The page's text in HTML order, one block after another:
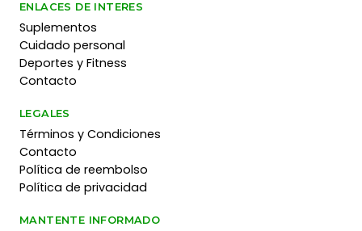
ENLACES DE INTERES
Suplementos
Cuidado personal
Deportes y Fitness
Contacto
LEGALES
Términos y Condiciones
Contacto
Política de reembolso
Política de privacidad
MANTENTE INFORMADO